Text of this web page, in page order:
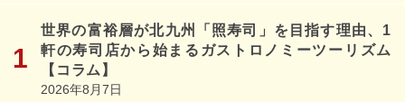
世界の富裕層が北九州「照寿司」を目指す理由、1
軒の寿司店から始まるガストロノミーツーリズム
【コラム】
2026年8月7日